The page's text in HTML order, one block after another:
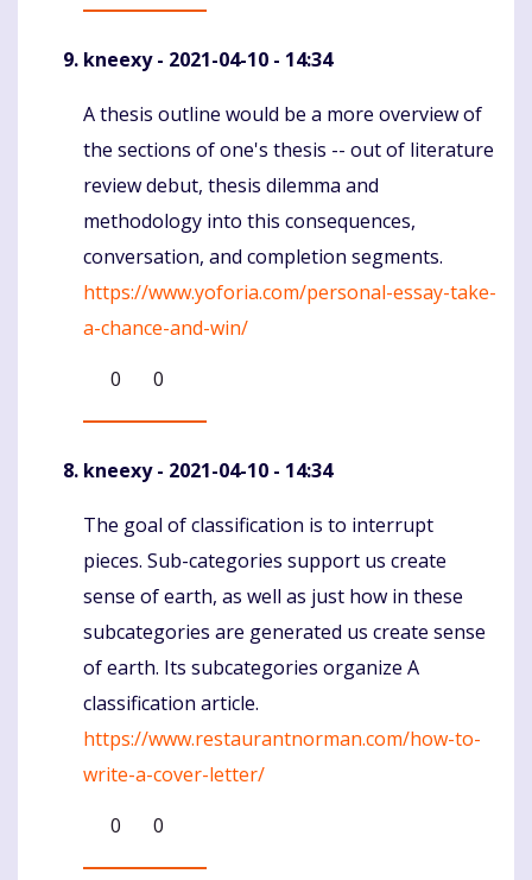
kneexy- 2021-04-10 - 14:34
Komentaras
A thesis outline would be a more overview of
the sections of one's thesis -- out of literature
review debut, thesis dilemma and
methodology into this consequences,
conversation, and completion segments.
https://www.yoforia.com/personal-essay-take-
a-chance-and-win/
0
0
kneexy- 2021-04-10 - 14:34
Komentaras
The goal of classification is to interrupt
pieces. Sub-categories support us create
sense of earth, as well as just how in these
subcategories are generated us create sense
of earth. Its subcategories organize A
classification article.
https://www.restaurantnorman.com/how-to-
write-a-cover-letter/
0
0